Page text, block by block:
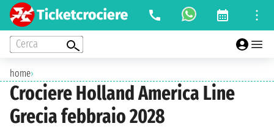
Cerca
home›
Crociere Holland America Line
Grecia febbraio 2028